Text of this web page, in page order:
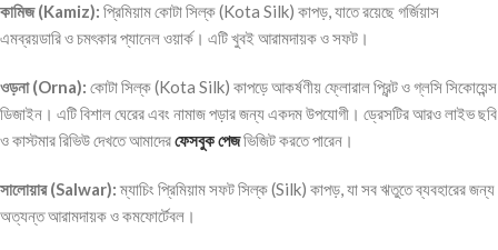
কামিজ (Kamiz): প্রিমিয়াম কোটা সিল্ক (Kota Silk) কাপড়, যাতে রয়েছে গর্জিয়াস
এমব্রয়ডারি ও চমৎকার প্যানেল ওয়ার্ক। এটি খুবই আরামদায়ক ও সফট।
ওড়না (Orna): কোটা সিল্ক (Kota Silk) কাপড়ে আকর্ষণীয় ফ্লোরাল প্রিন্ট ও গ্লসি সিকোয়েন্স
ডিজাইন। এটি বিশাল ঘেরের এবং নামাজ পড়ার জন্য একদম উপযোগী। ড্রেসটির আরও লাইভ ছবি
ও কাস্টমার রিভিউ দেখতে আমাদেরফেসবুক পেজভিজিট করতে পারেন।
সালোয়ার (Salwar): ম্যাচিং প্রিমিয়াম সফট সিল্ক (Silk) কাপড়, যা সব ঋতুতে ব্যবহারের জন্য
অত্যন্ত আরামদায়ক ও কমফোর্টেবল।